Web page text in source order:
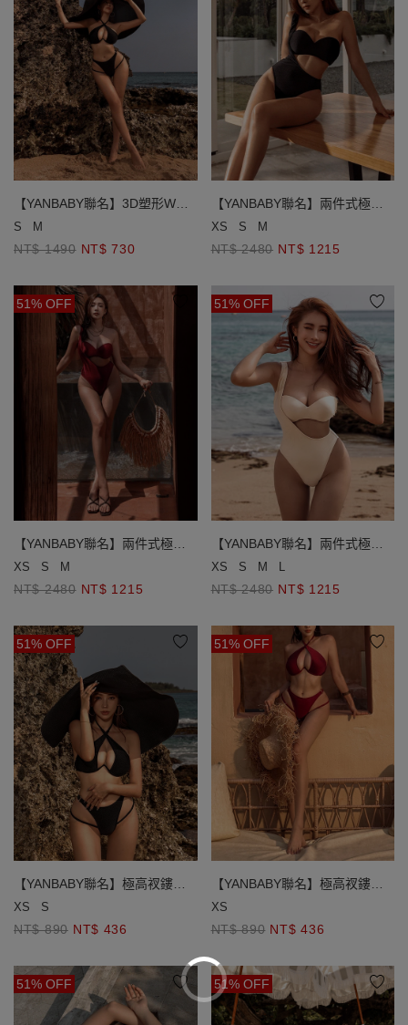
【YANBABY聯名】3D塑形W鋼
圈繞頸比基尼
S M
NT$ 1490 NT$ 730
【YANBABY聯名】兩件式極高
衩平口單肩泳衣
XS S M
NT$ 2480 NT$ 1215
51% OFF
【YANBABY聯名】兩件式極高
衩平口單肩泳衣
XS S M
NT$ 2480 NT$ 1215
51% OFF
【YANBABY聯名】兩件式極高
衩平口單肩泳衣
XS S M L
NT$ 2480 NT$ 1215
51% OFF
【YANBABY聯名】極高衩鏤空
雙線美臀泳褲
XS S
NT$ 890 NT$ 436
51% OFF
【YANBABY聯名】極高衩鏤空
雙線美臀泳褲
XS
NT$ 890 NT$ 436
51% OFF 51% OFF